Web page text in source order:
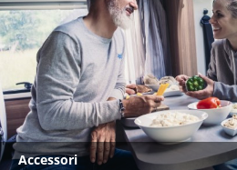
Accessori